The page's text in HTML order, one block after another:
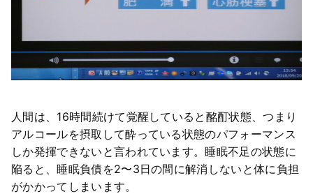
人間は、16時間続けて覚醒していると酩酊状態、つまり
アルコールを摂取して酔っている状態のパフォーマンス
しか発揮できないと言われています。睡眠不足の状態に
陥ると、睡眠負債を2〜3日の間に解消しないと体に負担
がかかってしまいます。